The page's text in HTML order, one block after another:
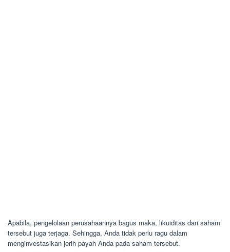
Apabila, pengelolaan perusahaannya bagus maka, likuiditas dari saham
tersebut juga terjaga. Sehingga, Anda tidak perlu ragu dalam
menginvestasikan jerih payah Anda pada saham tersebut.